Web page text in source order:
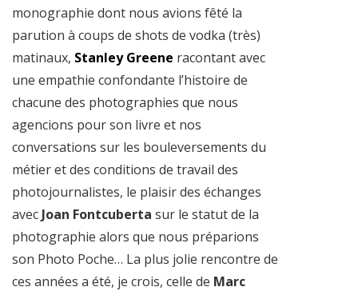
monographie dont nous avions fêté la
parution à coups de shots de vodka (très)
matinaux, Stanley Greene racontant avec
une empathie confondante l’histoire de
chacune des photographies que nous
agencions pour son livre et nos
conversations sur les bouleversements du
métier et des conditions de travail des
photojournalistes, le plaisir des échanges
avec Joan Fontcuberta sur le statut de la
photographie alors que nous préparions
son Photo Poche… La plus jolie rencontre de
ces années a été, je crois, celle de Marc